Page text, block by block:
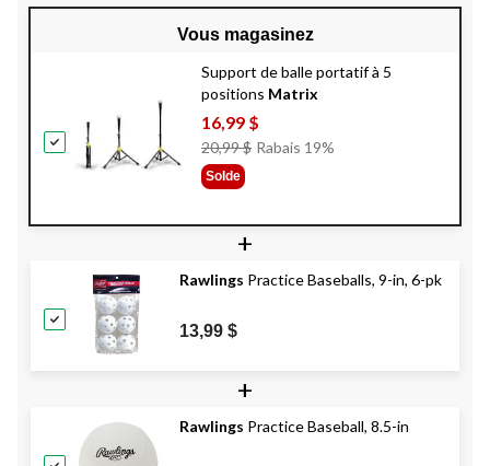
Vous magasinez
Support de balle portatif à 5
positions Matrix
16,99 $
20,99 $ Prix
Rabais 19%
Solde
+
Rawlings Practice Baseballs, 9-in, 6-pk
13,99 $
+
Rawlings Practice Baseball, 8.5-in